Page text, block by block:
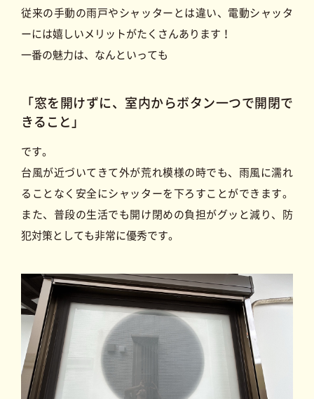
従来の手動の雨戸やシャッターとは違い、電動シャッタ
ーには嬉しいメリットがたくさんあります！
一番の魅力は、なんといっても
「窓を開けずに、室内からボタン一つで開閉で
きること」
です。
台風が近づいてきて外が荒れ模様の時でも、雨風に濡れ
ることなく安全にシャッターを下ろすことができます。
また、普段の生活でも開け閉めの負担がグッと減り、防
犯対策としても非常に優秀です。